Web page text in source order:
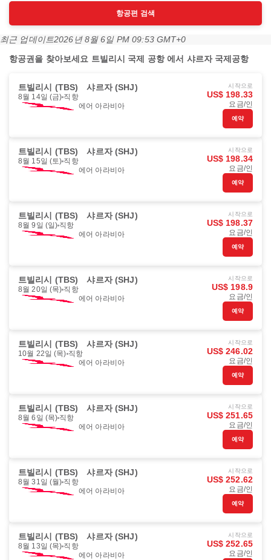
항공편 검색
최근 업데이트2026년 8월 6일 PM 09:53 GMT+0
항공권을 찾아보세요 트빌리시 국제 공항 에서 샤르자 국제공항
트빌리시 (TBS) 샤르자 (SHJ)
8월 14일 (금) 직항
에어 아라비아
시작으로
US$ 198.33
요금/인
예약
트빌리시 (TBS) 샤르자 (SHJ)
8월 15일 (토) 직항
에어 아라비아
시작으로
US$ 198.34
요금/인
예약
트빌리시 (TBS) 샤르자 (SHJ)
8월 9일 (일) 직항
에어 아라비아
시작으로
US$ 198.37
요금/인
예약
트빌리시 (TBS) 샤르자 (SHJ)
8월 20일 (목) 직항
에어 아라비아
시작으로
US$ 198.9
요금/인
예약
트빌리시 (TBS) 샤르자 (SHJ)
10월 22일 (목) 직항
에어 아라비아
시작으로
US$ 246.02
요금/인
예약
트빌리시 (TBS) 샤르자 (SHJ)
8월 6일 (목) 직항
에어 아라비아
시작으로
US$ 251.65
요금/인
예약
트빌리시 (TBS) 샤르자 (SHJ)
8월 31일 (월) 직항
에어 아라비아
시작으로
US$ 252.62
요금/인
예약
트빌리시 (TBS) 샤르자 (SHJ)
8월 13일 (목) 직항
에어 아라비아
시작으로
US$ 252.65
요금/인